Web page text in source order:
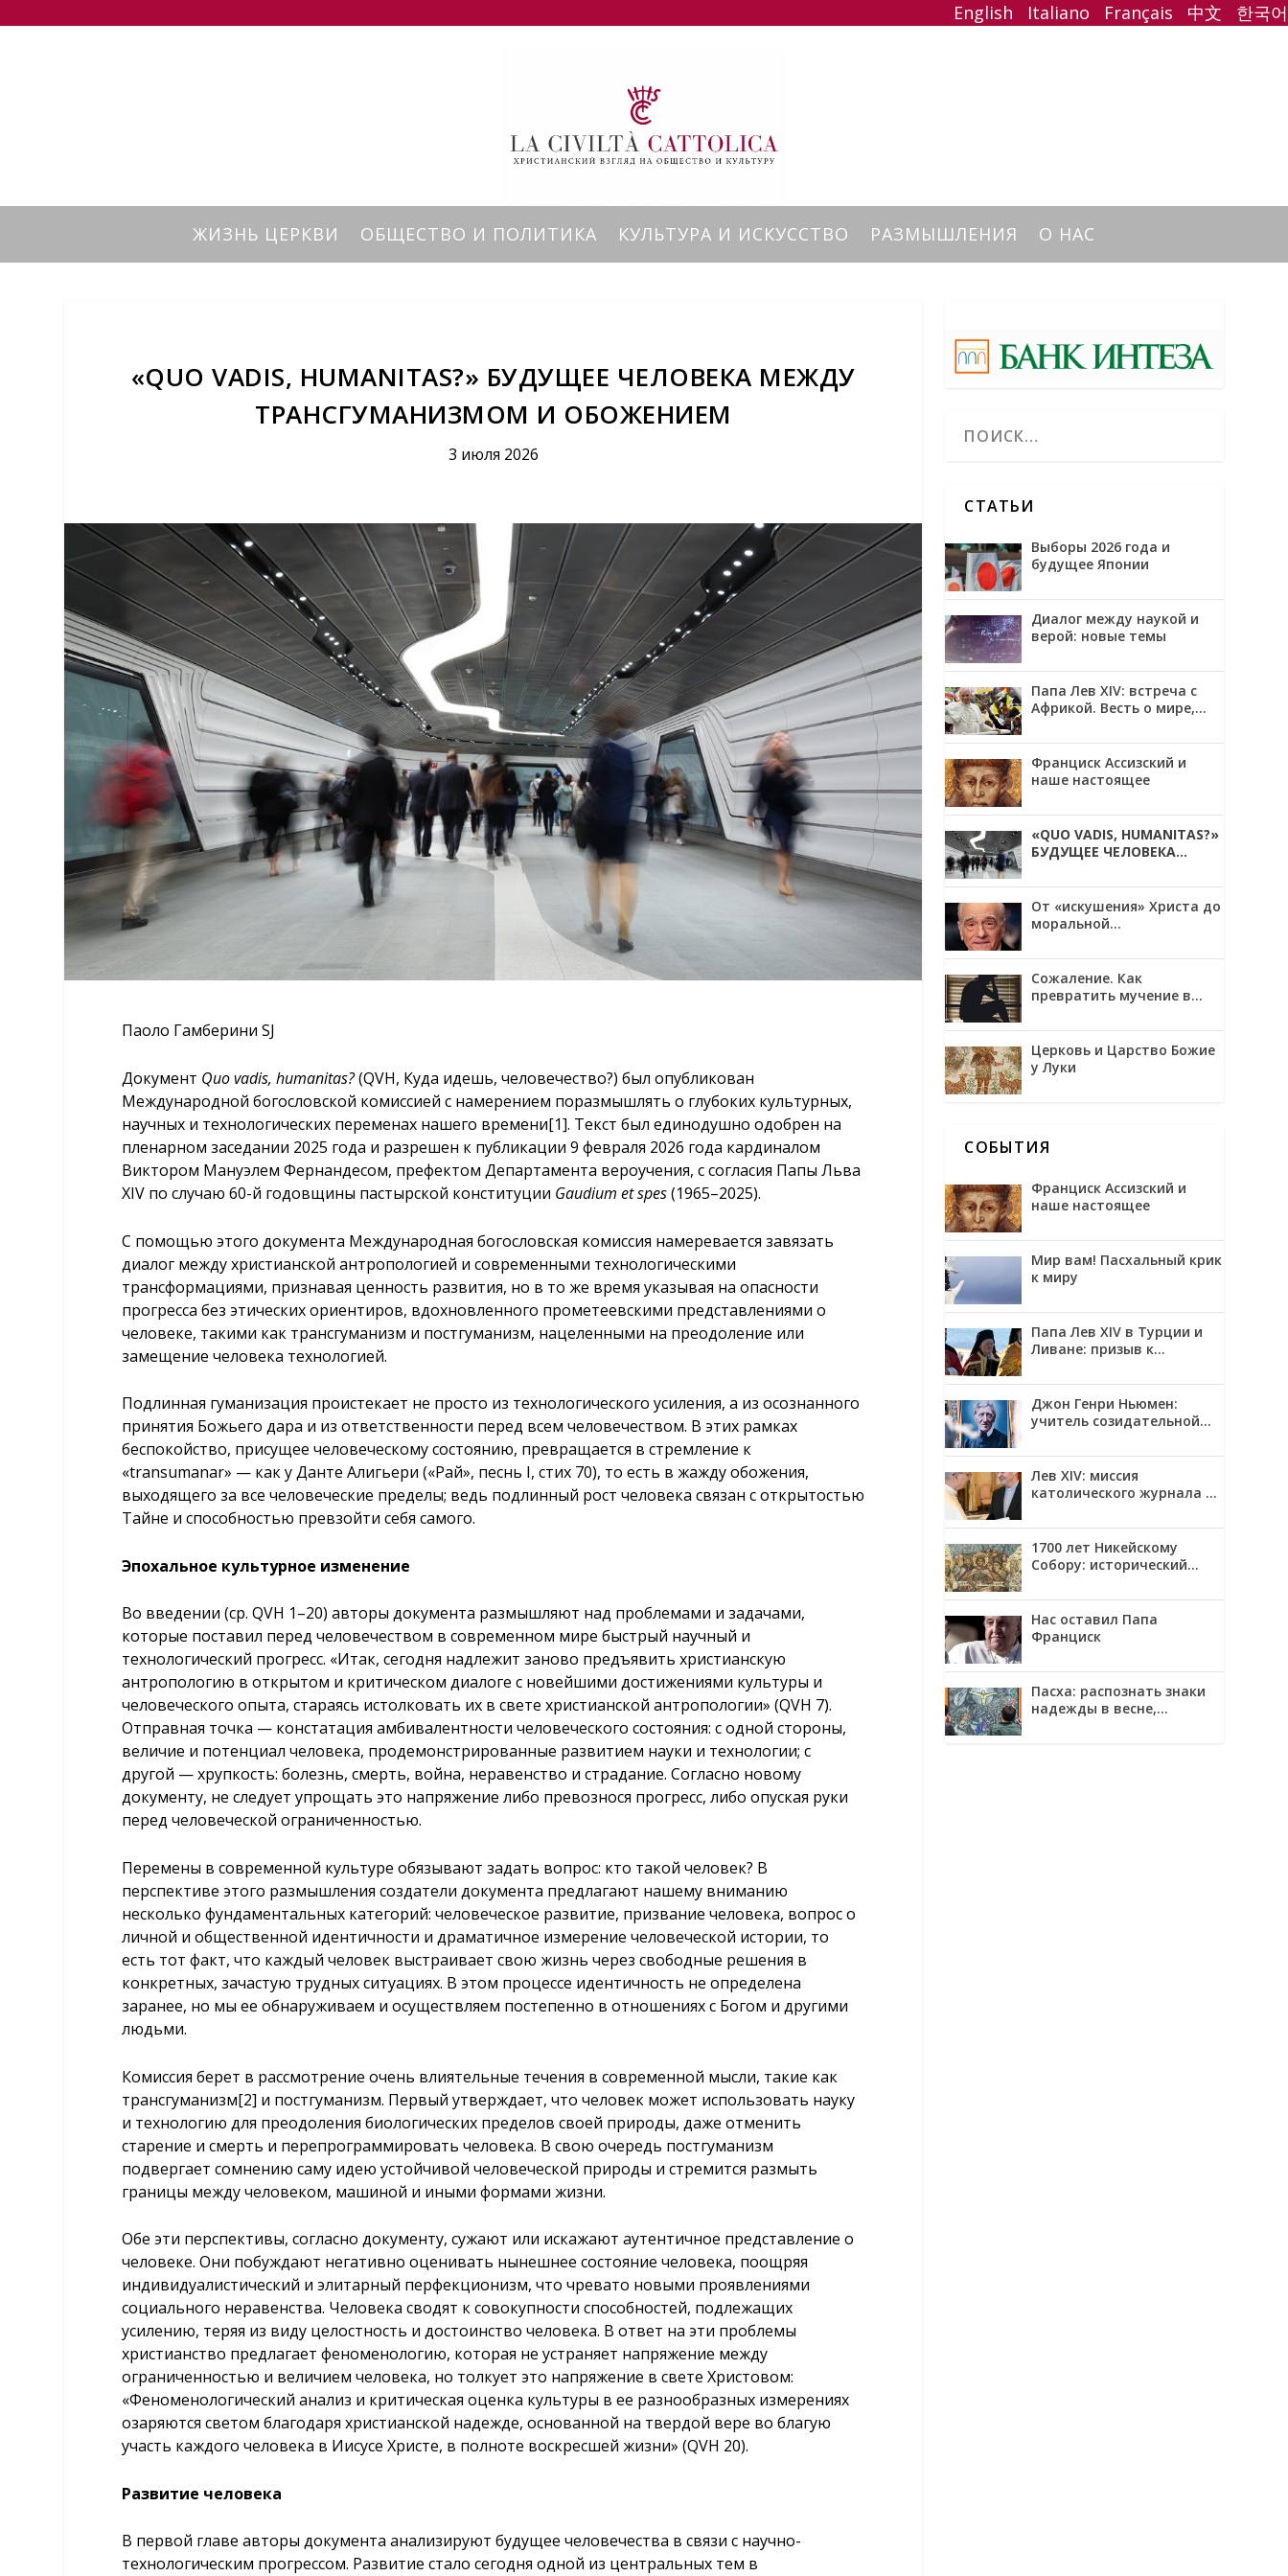
English Italiano Français 中文 한국어
ЖИЗНЬ ЦЕРКВИ ОБЩЕСТВО И ПОЛИТИКА КУЛЬТУРА И ИСКУССТВО РАЗМЫШЛЕНИЯ О НАС
«QUO VADIS, HUMANITAS?» БУДУЩЕЕ ЧЕЛОВЕКА МЕЖДУ
ТРАНСГУМАНИЗМОМ И ОБОЖЕНИЕМ
3 июля 2026
Паоло Гамберини SJ
Документ Quo vadis, humanitas?(QVH, Куда идешь, человечество?) был опубликован
Международной богословской комиссией с намерением поразмышлять о глубоких культурных,
научных и технологических переменах нашего времени[1]. Текст был единодушно одобрен на
пленарном заседании 2025 года и разрешен к публикации 9 февраля 2026 года кардиналом
Виктором Мануэлем Фернандесом, префектом Департамента вероучения, с согласия Папы Льва
XIV по случаю 60-й годовщины пастырской конституции Gaudium et spes(1965–2025).
С помощью этого документа Международная богословская комиссия намеревается завязать
диалог между христианской антропологией и современными технологическими
трансформациями, признавая ценность развития, но в то же время указывая на опасности
прогресса без этических ориентиров, вдохновленного прометеевскими представлениями о
человеке, такими как трансгуманизм и постгуманизм, нацеленными на преодоление или
замещение человека технологией.
Подлинная гуманизация проистекает не просто из технологического усиления, а из осознанного
принятия Божьего дара и из ответственности перед всем человечеством. В этих рамках
беспокойство, присущее человеческому состоянию, превращается в стремление к
«transumanar» — как у Данте Алигьери («Рай», песнь I, стих 70), то есть в жажду обожения,
выходящего за все человеческие пределы; ведь подлинный рост человека связан с открытостью
Тайне и способностью превзойти себя самого.
Эпохальное культурное изменение
Во введении (ср. QVH 1–20) авторы документа размышляют над проблемами и задачами,
которые поставил перед человечеством в современном мире быстрый научный и
технологический прогресс. «Итак, сегодня надлежит заново предъявить христианскую
антропологию в открытом и критическом диалоге с новейшими достижениями культуры и
человеческого опыта, стараясь истолковать их в свете христианской антропологии» (QVH 7).
Отправная точка — констатация амбивалентности человеческого состояния: с одной стороны,
величие и потенциал человека, продемонстрированные развитием науки и технологии; с
другой — хрупкость: болезнь, смерть, война, неравенство и страдание. Согласно новому
документу, не следует упрощать это напряжение либо превознося прогресс, либо опуская руки
перед человеческой ограниченностью.
Перемены в современной культуре обязывают задать вопрос: кто такой человек? В
перспективе этого размышления создатели документа предлагают нашему вниманию
несколько фундаментальных категорий: человеческое развитие, призвание человека, вопрос о
личной и общественной идентичности и драматичное измерение человеческой истории, то
есть тот факт, что каждый человек выстраивает свою жизнь через свободные решения в
конкретных, зачастую трудных ситуациях. В этом процессе идентичность не определена
заранее, но мы ее обнаруживаем и осуществляем постепенно в отношениях с Богом и другими
людьми.
Комиссия берет в рассмотрение очень влиятельные течения в современной мысли, такие как
трансгуманизм[2] и постгуманизм. Первый утверждает, что человек может использовать науку
и технологию для преодоления биологических пределов своей природы, даже отменить
старение и смерть и перепрограммировать человека. В свою очередь постгуманизм
подвергает сомнению саму идею устойчивой человеческой природы и стремится размыть
границы между человеком, машиной и иными формами жизни.
Обе эти перспективы, согласно документу, сужают или искажают аутентичное представление о
человеке. Они побуждают негативно оценивать нынешнее состояние человека, поощряя
индивидуалистический и элитарный перфекционизм, что чревато новыми проявлениями
социального неравенства. Человека сводят к совокупности способностей, подлежащих
усилению, теряя из виду целостность и достоинство человека. В ответ на эти проблемы
христианство предлагает феноменологию, которая не устраняет напряжение между
ограниченностью и величием человека, но толкует это напряжение в свете Христовом:
«Феноменологический анализ и критическая оценка культуры в ее разнообразных измерениях
озаряются светом благодаря христианской надежде, основанной на твердой вере во благую
участь каждого человека в Иисусе Христе, в полноте воскресшей жизни» (QVH 20).
Развитие человека
В первой главе авторы документа анализируют будущее человечества в связи с научно-
технологическим прогрессом. Развитие стало сегодня одной из центральных тем в
СТАТЬИ
Выборы 2026 года и
будущее Японии
Диалог между наукой и
верой: новые темы
Папа Лев XIV: встреча с
Африкой. Весть о мире,
Франциск Ассизский и
наше настоящее
«QUO VADIS, HUMANITAS?»
БУДУЩЕЕ ЧЕЛОВЕКА
ТРАНСГУМАНИЗМОМ И
ОБОЖЕНИЕМ
От «искушения» Христа до
моральной
фильмах Мартина
Скорсезе
Сожаление. Как
превратить мучение в
Церковь и Царство Божие
у Луки
СОБЫТИЯ
Франциск Ассизский и
наше настоящее
Мир вам! Пасхальный крик
к миру
Папа Лев XIV в Турции и
Ливане: призыв к
Джон Генри Ньюмен:
учитель созидательной
Лев XIV: миссия
католического журнала —
Христа
1700 лет Никейскому
Собору: исторический
решения
Нас оставил Папа
Франциск
Пасха: распознать знаки
надежды в весне,